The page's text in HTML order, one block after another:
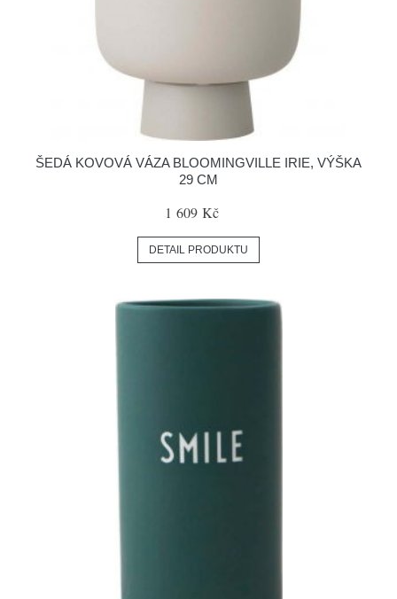
ŠEDÁ KOVOVÁ VÁZA BLOOMINGVILLE IRIE, VÝŠKA
29 CM
1 609 Kč
DETAIL PRODUKTU